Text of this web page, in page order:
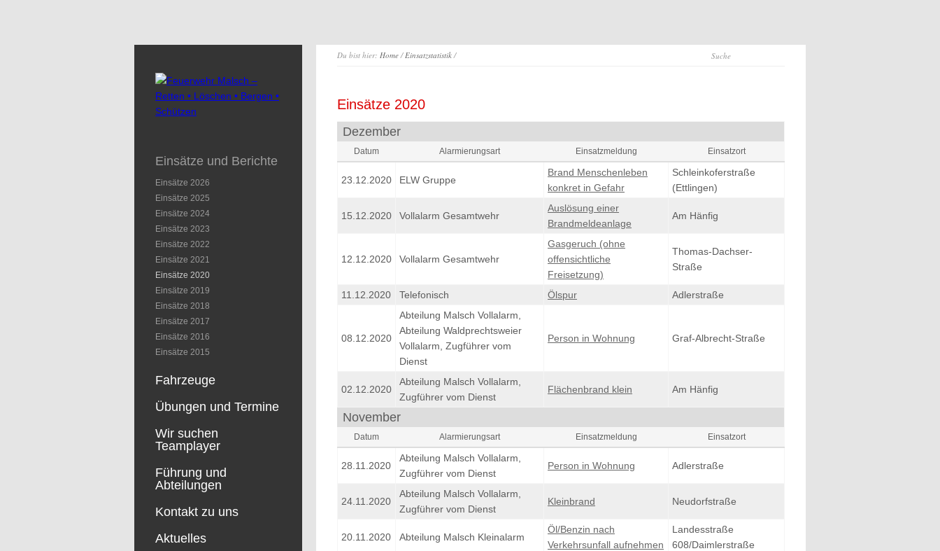
Du bist hier: Home/Einsatzstatistik/
Einsätze 2020
Dezember
Datum Alarmierungsart Einsatzmeldung Einsatzort
23.12.2020 ELW Gruppe
Brand Menschenleben
konkret in Gefahr
Schleinkoferstraße
(Ettlingen)
15.12.2020 Vollalarm Gesamtwehr
Auslösung einer
Brandmeldeanlage
Am Hänfig
12.12.2020 Vollalarm Gesamtwehr
Gasgeruch (ohne
offensichtliche
Freisetzung)
Thomas-Dachser-
Straße
11.12.2020 Telefonisch Ölspur Adlerstraße
08.12.2020
Abteilung Malsch Vollalarm,
Abteilung Waldprechtsweier
Vollalarm, Zugführer vom
Dienst
Person in Wohnung Graf-Albrecht-Straße
02.12.2020
Abteilung Malsch Vollalarm,
Zugführer vom Dienst
Flächenbrand klein Am Hänfig
November
Datum Alarmierungsart Einsatzmeldung Einsatzort
28.11.2020
Abteilung Malsch Vollalarm,
Zugführer vom Dienst
Person in Wohnung Adlerstraße
24.11.2020
Abteilung Malsch Vollalarm,
Zugführer vom Dienst
Kleinbrand Neudorfstraße
20.11.2020 Abteilung Malsch Kleinalarm
Öl/Benzin nach
Verkehrsunfall aufnehmen
Landesstraße
608/Daimlerstraße
Einsätze und Berichte
Einsätze 2026
Einsätze 2025
Einsätze 2024
Einsätze 2023
Einsätze 2022
Einsätze 2021
Einsätze 2020
Einsätze 2019
Einsätze 2018
Einsätze 2017
Einsätze 2016
Einsätze 2015
Fahrzeuge
Übungen und Termine
Wir suchen
Teamplayer
Führung und
Abteilungen
Kontakt zu uns
Aktuelles